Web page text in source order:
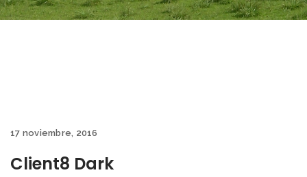
17 noviembre, 2016
Client8 Dark